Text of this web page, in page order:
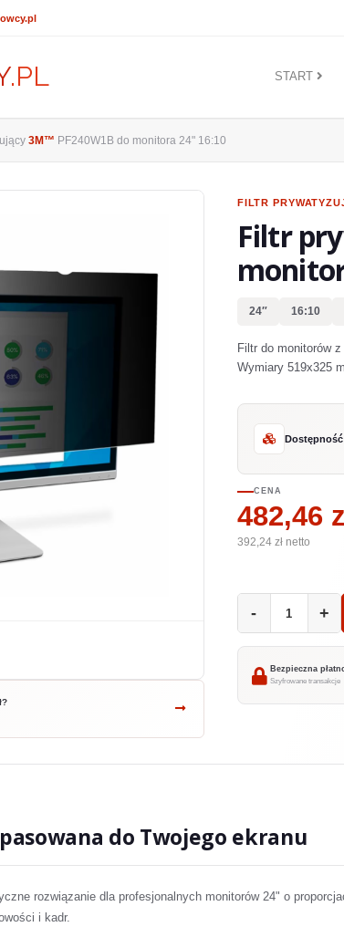
.PL START
3M™ PF240W1B do monitora 24" 16:10
FILTR
Filtr
24″ 16:10
Filtr do monitorów
Wymiary 519x325
CENA
482,46
392,24zł netto
- +
Bezpieczna
Szyfrowane transakcje
do Twojego ekranu
rozwiązanie dla profesjonalnych monitorów 24" o
i kadr.